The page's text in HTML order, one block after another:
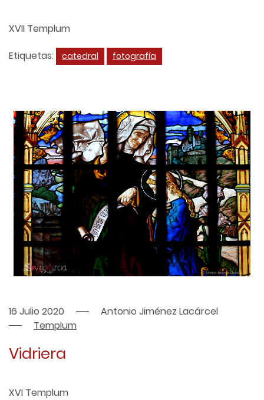
XVII Templum
Etiquetas:
catedral fotografía
16 Julio 2020
Antonio Jiménez Lacárcel
Templum
Vidriera
XVI Templum